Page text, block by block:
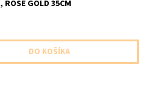
GOLD 35CM